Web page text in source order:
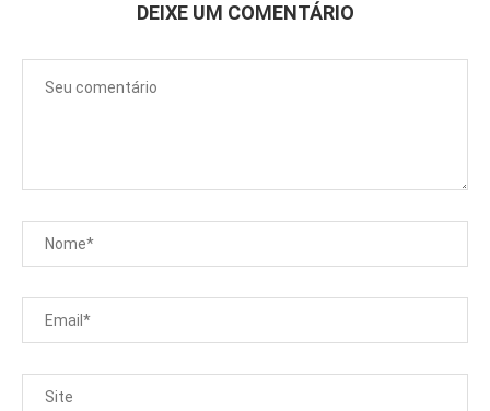
DEIXE UM COMENTÁRIO